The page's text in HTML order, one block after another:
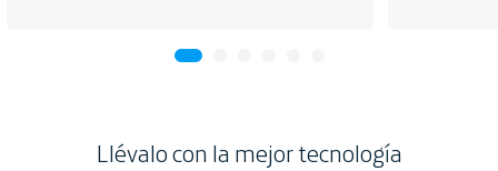
Llévalo con la mejor tecnología